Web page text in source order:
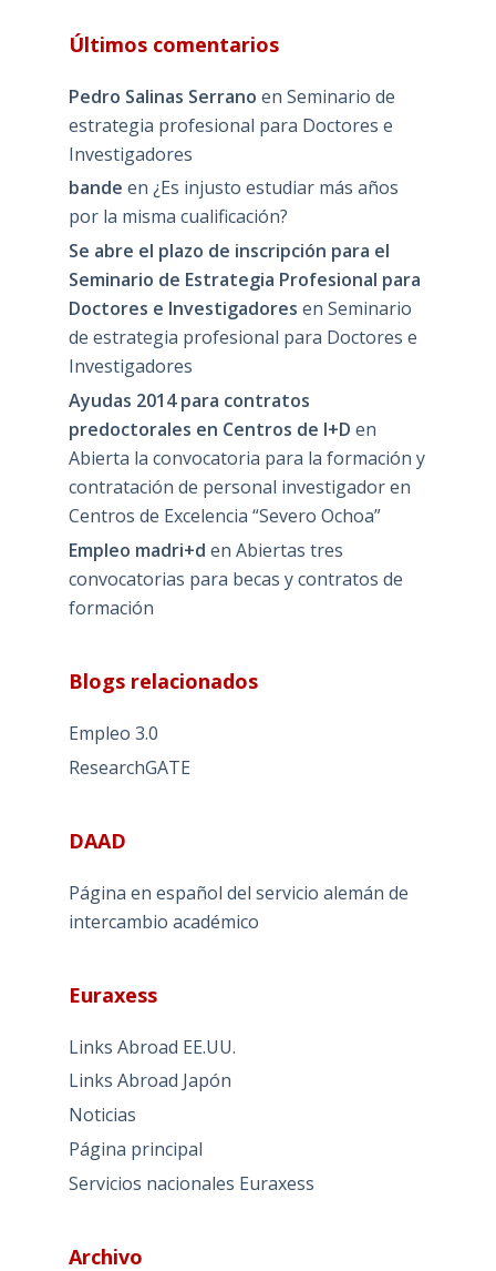
Últimos comentarios
Pedro Salinas Serrano en Seminario de
estrategia profesional para Doctores e
Investigadores
bande en ¿Es injusto estudiar más años
por la misma cualificación?
Se abre el plazo de inscripción para el
Seminario de Estrategia Profesional para
Doctores e Investigadores en Seminario
de estrategia profesional para Doctores e
Investigadores
Ayudas 2014 para contratos
predoctorales en Centros de I+D en
Abierta la convocatoria para la formación y
contratación de personal investigador en
Centros de Excelencia “Severo Ochoa”
Empleo madri+d en Abiertas tres
convocatorias para becas y contratos de
formación
Blogs relacionados
Empleo 3.0
ResearchGATE
DAAD
Página en español del servicio alemán de
intercambio académico
Euraxess
Links Abroad EE.UU.
Links Abroad Japón
Noticias
Página principal
Servicios nacionales Euraxess
Archivo